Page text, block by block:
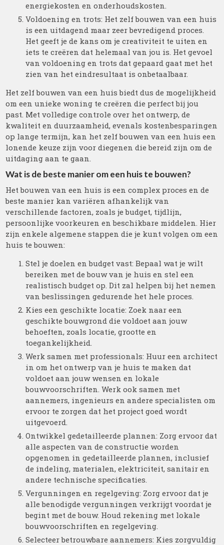
energiekosten en onderhoudskosten.
Voldoening en trots: Het zelf bouwen van een huis
is een uitdagend maar zeer bevredigend proces.
Het geeft je de kans om je creativiteit te uiten en
iets te creëren dat helemaal van jou is. Het gevoel
van voldoening en trots dat gepaard gaat met het
zien van het eindresultaat is onbetaalbaar.
Het zelf bouwen van een huis biedt dus de mogelijkheid
om een unieke woning te creëren die perfect bij jou
past. Met volledige controle over het ontwerp, de
kwaliteit en duurzaamheid, evenals kostenbesparingen
op lange termijn, kan het zelf bouwen van een huis een
lonende keuze zijn voor diegenen die bereid zijn om de
uitdaging aan te gaan.
Wat is de beste manier om een huis te bouwen?
Het bouwen van een huis is een complex proces en de
beste manier kan variëren afhankelijk van
verschillende factoren, zoals je budget, tijdlijn,
persoonlijke voorkeuren en beschikbare middelen. Hier
zijn enkele algemene stappen die je kunt volgen om een
huis te bouwen:
Stel je doelen en budget vast: Bepaal wat je wilt
bereiken met de bouw van je huis en stel een
realistisch budget op. Dit zal helpen bij het nemen
van beslissingen gedurende het hele proces.
Kies een geschikte locatie: Zoek naar een
geschikte bouwgrond die voldoet aan jouw
behoeften, zoals locatie, grootte en
toegankelijkheid.
Werk samen met professionals: Huur een architect
in om het ontwerp van je huis te maken dat
voldoet aan jouw wensen en lokale
bouwvoorschriften. Werk ook samen met
aannemers, ingenieurs en andere specialisten om
ervoor te zorgen dat het project goed wordt
uitgevoerd.
Ontwikkel gedetailleerde plannen: Zorg ervoor dat
alle aspecten van de constructie worden
opgenomen in gedetailleerde plannen, inclusief
de indeling, materialen, elektriciteit, sanitair en
andere technische specificaties.
Vergunningen en regelgeving: Zorg ervoor dat je
alle benodigde vergunningen verkrijgt voordat je
begint met de bouw. Houd rekening met lokale
bouwvoorschriften en regelgeving.
Selecteer betrouwbare aannemers: Kies zorgvuldig